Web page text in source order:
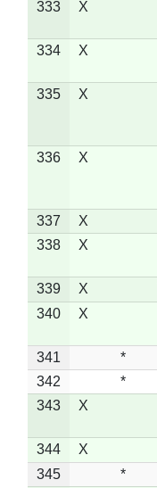
333 X
334 X
335 X
336 X
337 X
338
X
339 X
340
X
341 *
342
*
343
X
344 X
345
*